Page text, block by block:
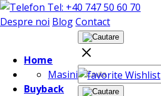
Tel: +40 747 50 60 70
Despre noi BlogContact
Home
Masini
Buyback
Wishlist